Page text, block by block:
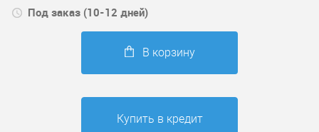
Под заказ (10-12 дней)
В корзину
Купить в кредит